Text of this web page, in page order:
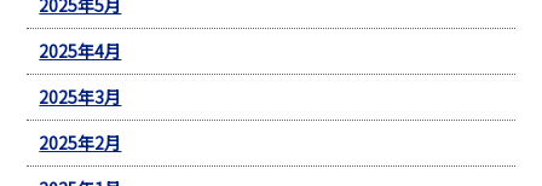
2025年4月
2025年3月
2025年2月